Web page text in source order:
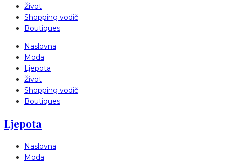
Život
Shopping vodič
Boutiques
Naslovna
Moda
Ljepota
Život
Shopping vodič
Boutiques
Ljepota
Naslovna
Moda